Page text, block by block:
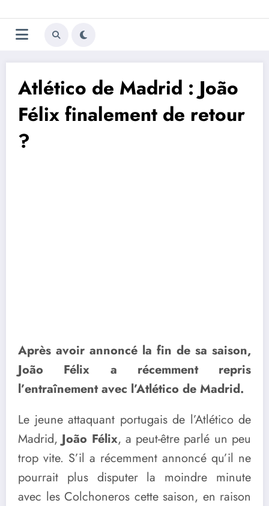
au
contenu
Trivela
L'actualité du football
Atlético de Madrid : João
Félix finalement de retour
?
Après avoir annoncé la fin de sa saison,
João Félix a récemment repris
l’entraînement avec l’Atlético de Madrid.
Le jeune attaquant portugais de l’Atlético de
Madrid,João Félix, a peut-être parlé un peu
trop vite. S’il a récemment annoncé qu’il ne
pourrait plus disputer la moindre minute
avec les Colchoneros cette saison, en raison